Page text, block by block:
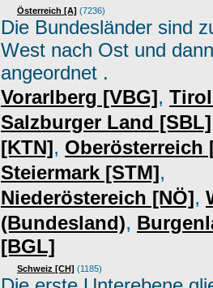
Österreich [A] (7236)
Die Bundesländer sind
West nach Ost und
angeordnet .
Vorarlberg [VBG],
Salzburger Land [SBL]
[KTN], Oberösterreich
Steiermark [STM],
Niederöstereich [NÖ],
(Bundesland),
[BGL]
Schweiz [CH] (1185)